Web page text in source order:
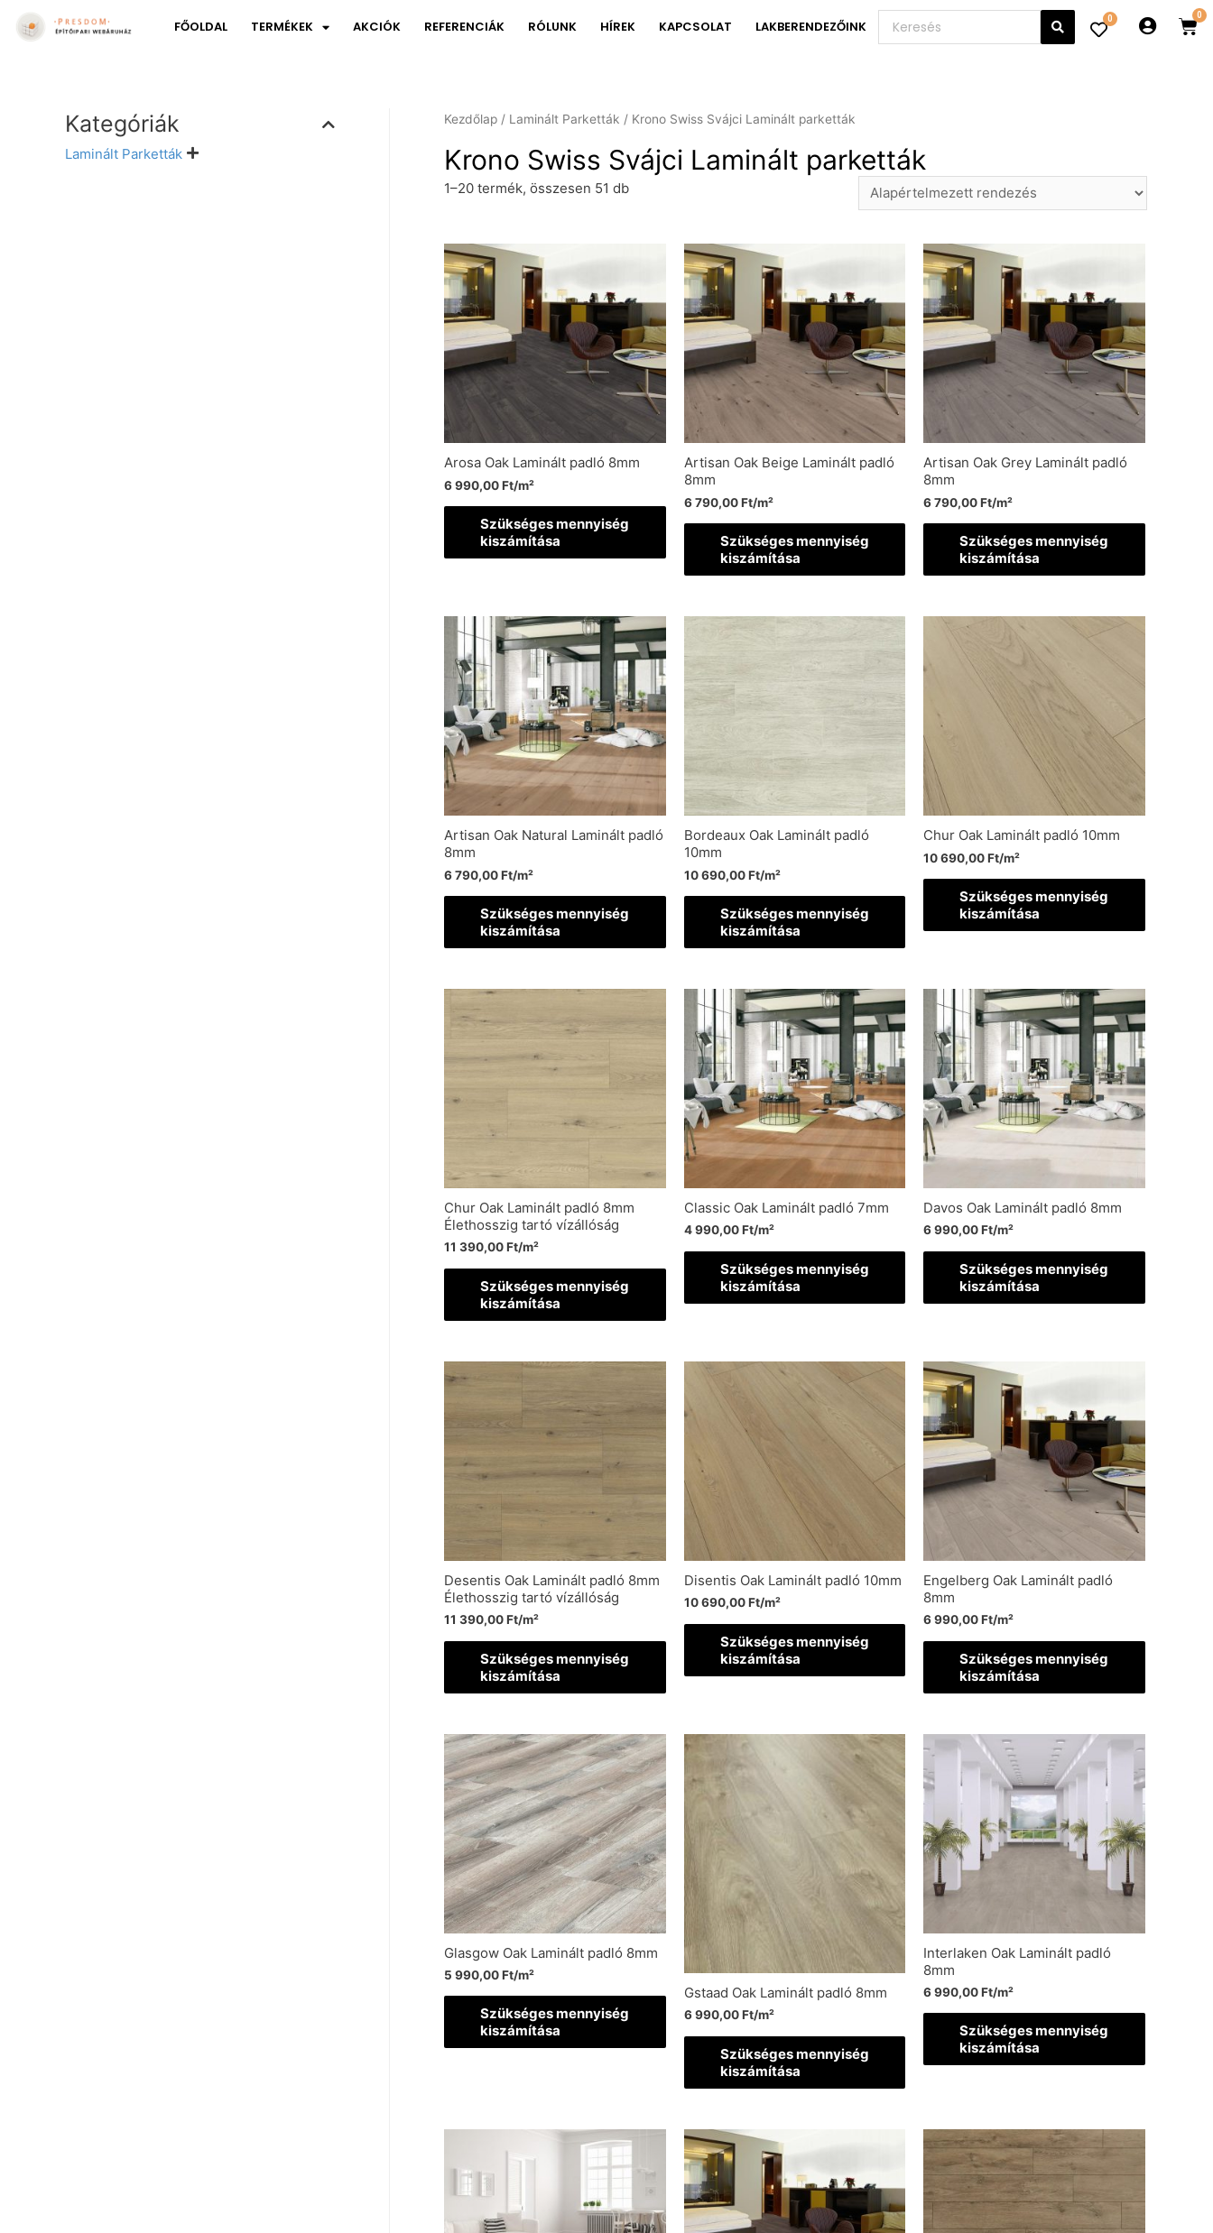
FŐOLDAL TERMÉKEK AKCIÓK REFERENCIÁK RÓLUNK HÍREK KAPCSOLAT LAKBERENDEZŐINK 0
Kategóriák
Laminált Parketták
Kezdőlap / Laminált Parketták / Krono Swiss Svájci Laminált parketták
Krono Swiss Svájci Laminált parketták
1–20 termék, összesen 51 db
Arosa Oak Laminált padló 8mm
6 990,00Ft/m²
Szükséges mennyiség
kiszámítása
Artisan Oak Beige Laminált padló
8mm
6 790,00Ft/m²
Szükséges mennyiség
kiszámítása
Artisan Oak Grey Laminált padló
8mm
6 790,00Ft/m²
Szükséges mennyiség
kiszámítása
Artisan Oak Natural Laminált padló
8mm
6 790,00Ft/m²
Szükséges mennyiség
kiszámítása
Bordeaux Oak Laminált padló
10mm
10 690,00Ft/m²
Szükséges mennyiség
kiszámítása
Chur Oak Laminált padló 10mm
10 690,00Ft/m²
Szükséges mennyiség
kiszámítása
Chur Oak Laminált padló 8mm
Élethosszig tartó vízállóság
11 390,00Ft/m²
Szükséges mennyiség
kiszámítása
Classic Oak Laminált padló 7mm
4 990,00Ft/m²
Szükséges mennyiség
kiszámítása
Davos Oak Laminált padló 8mm
6 990,00Ft/m²
Szükséges mennyiség
kiszámítása
Desentis Oak Laminált padló 8mm
Élethosszig tartó vízállóság
11 390,00Ft/m²
Szükséges mennyiség
kiszámítása
Disentis Oak Laminált padló 10mm
10 690,00Ft/m²
Szükséges mennyiség
kiszámítása
Engelberg Oak Laminált padló
8mm
6 990,00Ft/m²
Szükséges mennyiség
kiszámítása
Glasgow Oak Laminált padló 8mm
5 990,00Ft/m²
Szükséges mennyiség
kiszámítása
Gstaad Oak Laminált padló 8mm
6 990,00Ft/m²
Szükséges mennyiség
kiszámítása
Interlaken Oak Laminált padló
8mm
6 990,00Ft/m²
Szükséges mennyiség
kiszámítása